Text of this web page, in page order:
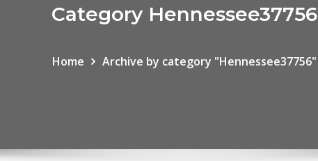
Category Hennessee37756
Home Archive by category "Hennessee37756"